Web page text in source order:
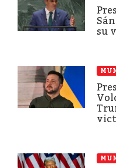
su